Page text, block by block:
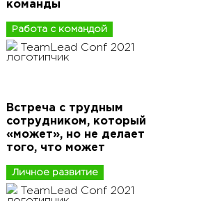
команды
Работа с командой
TeamLead Conf 2021
Встреча с трудным
сотрудником, который
«может», но не делает
того, что может
Личное развитие
TeamLead Conf 2021